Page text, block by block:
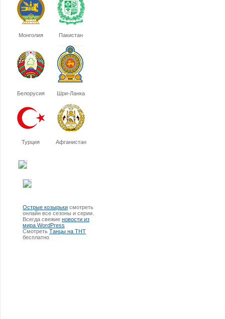
Монголия Пакистан
Белорусия Шри-Ланка
Турция Афганистан
Острые козырьки смотреть
онлайн все сезоны и серии.
Всегда свежие новости из
мира WordPress
Смотреть Танцы на ТНТ
бесплатно